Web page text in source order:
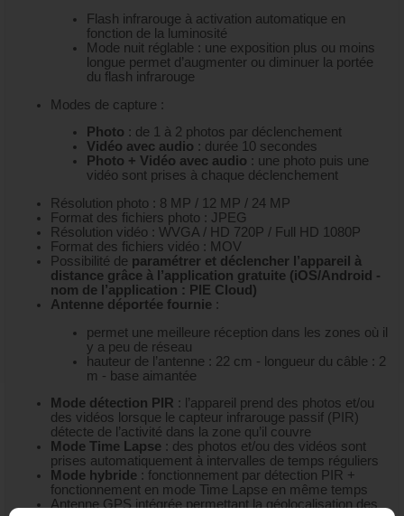
Flash infrarouge à activation automatique en
fonction de la luminosité
Mode nuit réglable : une exposition plus ou moins
longue permet d’augmenter ou diminuer la portée
du flash infrarouge
Modes de capture :
Photo : de 1 à 2 photos par déclenchement
Vidéo avec audio : durée 10 secondes
Photo + Vidéo avec audio : une photo puis une
vidéo sont prises à chaque déclenchement
Résolution photo : 8 MP / 12 MP / 24 MP
Format des fichiers photo : JPEG
Résolution vidéo : WVGA / HD 720P / Full HD 1080P
Format des fichiers vidéo : MOV
Possibilité de paramétrer et déclencher l’appareil à
distance grâce à l’application gratuite (iOS/Android -
nom de l’application : PIE Cloud)
Antenne déportée fournie :
permet une meilleure réception dans les zones où il
y a peu de réseau
hauteur de l’antenne : 22 cm - longueur du câble : 2
m - base aimantée
Mode détection PIR : l’appareil prend des photos et/ou
des vidéos lorsque le capteur infrarouge passif (PIR)
détecte de l’activité dans la zone qu’il couvre
Mode Time Lapse : des photos et/ou des vidéos sont
prises automatiquement à intervalles de temps réguliers
Mode hybride : fonctionnement par détection PIR +
fonctionnement en mode Time Lapse en même temps
Antenne GPS intégrée permettant la géolocalisation des